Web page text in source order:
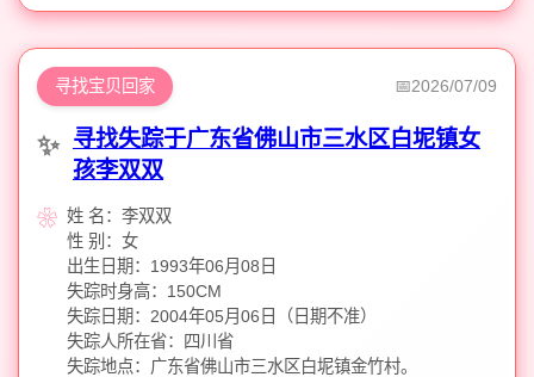
寻找宝贝回家 2026/07/09
寻找失踪于广东省佛山市三水区白坭镇女
孩李双双
姓 名：李双双
性 别：女
出生日期：1993年06月08日
失踪时身高：150CM
失踪日期：2004年05月06日（日期不准）
失踪人所在省：四川省
失踪地点：广东省佛山市三水区白坭镇金竹村。